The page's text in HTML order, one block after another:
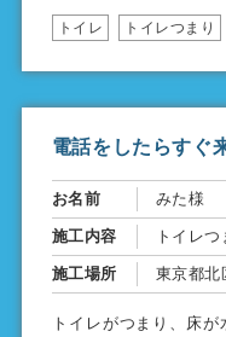
トイレ トイレつまり
電話をしたらすぐ
お名前 みた様
施工内容 トイレ
施工場所 東京都北
トイレがつまり、床